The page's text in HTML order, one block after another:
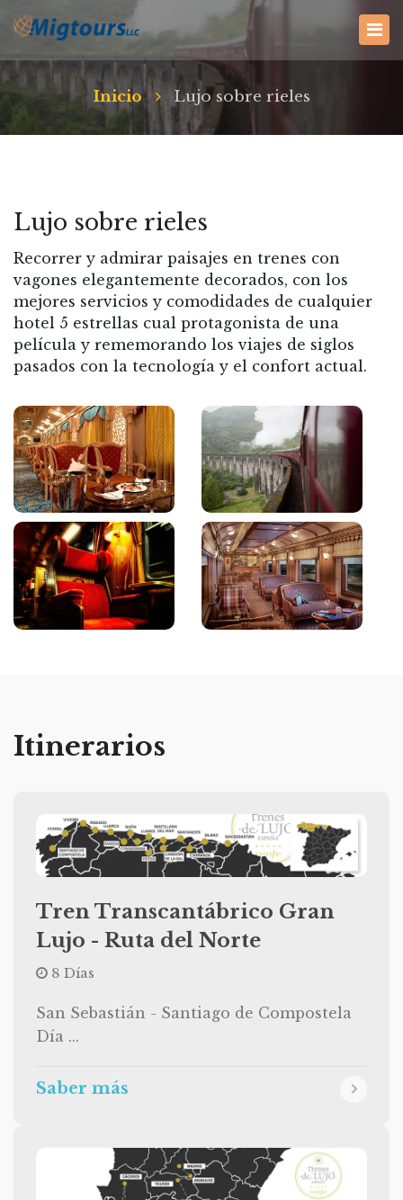
Inicio Lujo sobre rieles
Lujo sobre rieles
Recorrer y admirar paisajes en trenes con
vagones elegantemente decorados, con los
mejores servicios y comodidades de cualquier
hotel 5 estrellas cual protagonista de una
película y rememorando los viajes de siglos
pasados con la tecnología y el confort actual.
Itinerarios
Tren Transcantábrico Gran
Lujo - Ruta del Norte
8 Días
San Sebastián - Santiago de Compostela
Día ...
Saber más